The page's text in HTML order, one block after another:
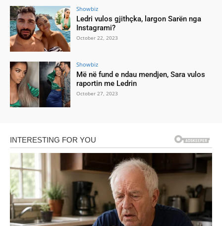
Showbiz
Ledri vulos gjithçka, largon Sarën nga
Instagrami?
October 22, 2023
Showbiz
Më në fund e ndau mendjen, Sara vulos
raportin me Ledrin
October 27, 2023